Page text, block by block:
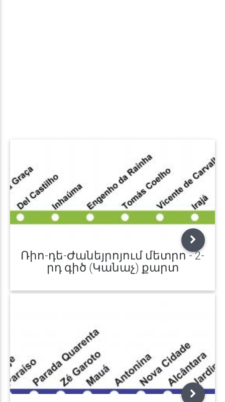
Ռիո-դե-Ժանեյրոյում մետրո - 2-
րդ գիծ (Կանաչ) քարտ